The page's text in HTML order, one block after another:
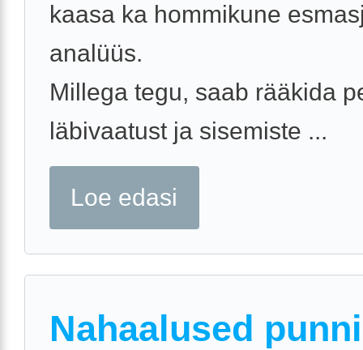
kaasa ka hommikune
analüüs.
Millega tegu, saab rääkida
läbivaatust ja sisemiste ...
Loe edasi
Nahaalused